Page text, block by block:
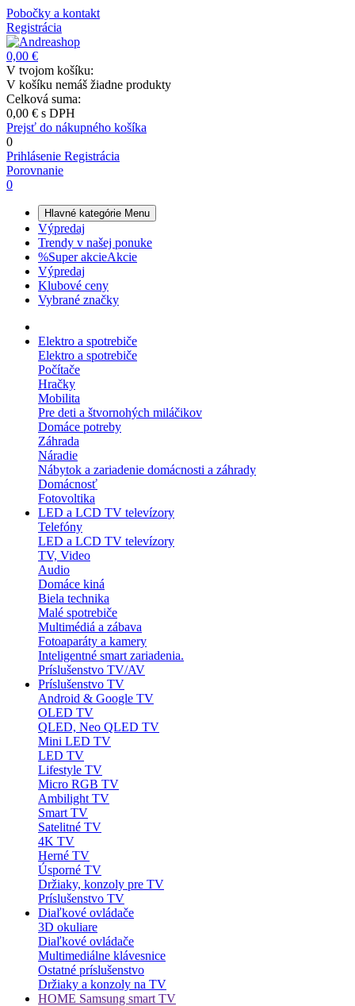
Pobočky a kontakt
Registrácia
0,00 €
V tvojom košíku:
V košíku nemáš žiadne produkty
Celková suma:
0,00 € s DPH
Prejsť do nákupného košíka
0
Prihlásenie Registrácia
Porovnanie
0
Hlavné kategórie Menu
Výpredaj
Trendy v našej ponuke
%Super akcieAkcie
Výpredaj
Klubové ceny
Vybrané značky
Elektro a spotrebiče
Elektro a spotrebiče
Počítače
Hračky
Mobilita
Pre deti a štvornohých miláčikov
Domáce potreby
Záhrada
Náradie
Nábytok a zariadenie domácnosti a záhrady
Domácnosť
Fotovoltika
LED a LCD TV televízory
Telefóny
LED a LCD TV televízory
TV, Video
Audio
Domáce kiná
Biela technika
Malé spotrebiče
Multimédiá a zábava
Fotoaparáty a kamery
Inteligentné smart zariadenia.
Príslušenstvo TV/AV
Príslušenstvo TV
Android & Google TV
OLED TV
QLED, Neo QLED TV
Mini LED TV
LED TV
Lifestyle TV
Micro RGB TV
Ambilight TV
Smart TV
Satelitné TV
4K TV
Herné TV
Úsporné TV
Držiaky, konzoly pre TV
Príslušenstvo TV
Diaľkové ovládače
3D okuliare
Diaľkové ovládače
Multimediálne klávesnice
Ostatné príslušenstvo
Držiaky a konzoly na TV
HOME Samsung smart TV